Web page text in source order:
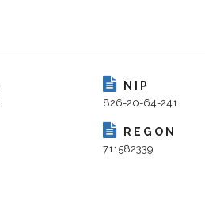
NIP
826-20-64-241
REGON
711582339